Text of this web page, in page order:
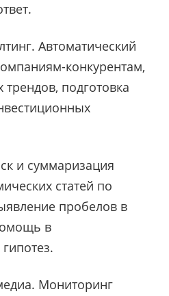
Автоматический
конкурентам,
подготовка
и суммаризация
статей по
пробелов в
в
Мониторинг